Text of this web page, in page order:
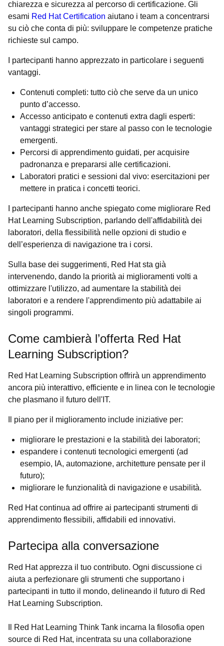
chiarezza e sicurezza al percorso di certificazione. Gli
esami Red Hat Certification aiutano i team a concentrarsi
su ciò che conta di più: sviluppare le competenze pratiche
richieste sul campo.
I partecipanti hanno apprezzato in particolare i seguenti
vantaggi.
Contenuti completi: tutto ciò che serve da un unico
punto d’accesso.
Accesso anticipato e contenuti extra dagli esperti:
vantaggi strategici per stare al passo con le tecnologie
emergenti.
Percorsi di apprendimento guidati, per acquisire
padronanza e prepararsi alle certificazioni.
Laboratori pratici e sessioni dal vivo: esercitazioni per
mettere in pratica i concetti teorici.
I partecipanti hanno anche spiegato come migliorare Red
Hat Learning Subscription, parlando dell'affidabilità dei
laboratori, della flessibilità nelle opzioni di studio e
dell’esperienza di navigazione tra i corsi.
Sulla base dei suggerimenti, Red Hat sta già
intervenendo, dando la priorità ai miglioramenti volti a
ottimizzare l'utilizzo, ad aumentare la stabilità dei
laboratori e a rendere l'apprendimento più adattabile ai
singoli programmi.
Come cambierà l’offerta Red Hat
Learning Subscription?
Red Hat Learning Subscription offrirà un apprendimento
ancora più interattivo, efficiente e in linea con le tecnologie
che plasmano il futuro dell'IT.
Il piano per il miglioramento include iniziative per:
migliorare le prestazioni e la stabilità dei laboratori;
espandere i contenuti tecnologici emergenti (ad
esempio, IA, automazione, architetture pensate per il
futuro);
migliorare le funzionalità di navigazione e usabilità.
Red Hat continua ad offrire ai partecipanti strumenti di
apprendimento flessibili, affidabili ed innovativi.
Partecipa alla conversazione
Red Hat apprezza il tuo contributo. Ogni discussione ci
aiuta a perfezionare gli strumenti che supportano i
partecipanti in tutto il mondo, delineando il futuro di Red
Hat Learning Subscription.
Il Red Hat Learning Think Tank incarna la filosofia open
source di Red Hat, incentrata su una collaborazione